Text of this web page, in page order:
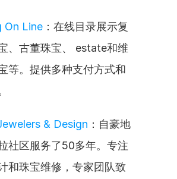
On Line ：在线目录展示复
、古董珠宝、 estate和维
等。提供多种支付方式和
& Design ：自豪地
社区服务了50多年。专注
和珠宝维修，专家团队致